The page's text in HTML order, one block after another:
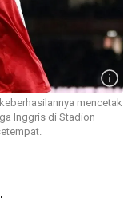
mencetak
Inggris di Stadion